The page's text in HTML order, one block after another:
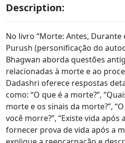
Description:
No livro “Morte: Antes, Durante
Purush (personificação do
Bhagwan aborda questões
relacionadas à morte e ao
Dadashri oferece respostas
como: “O que é a morte?”,
morte e os sinais da morte?”,
você morre?”, “Existe vida
fornecer prova de vida após a